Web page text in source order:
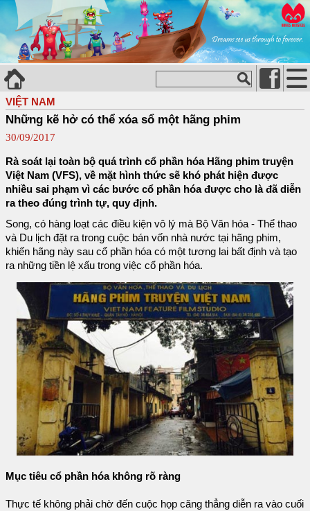
VIỆT NAM
Những kẽ hở có thể xóa sổ một hãng phim
30/09/2017
Rà soát lại toàn bộ quá trình cổ phần hóa Hãng phim truyện
Việt Nam (VFS), về mặt hình thức sẽ khó phát hiện được
nhiều sai phạm vì các bước cổ phần hóa được cho là đã diễn
ra theo đúng trình tự, quy định.
Song, có hàng loạt các điều kiện vô lý mà Bộ Văn hóa - Thể thao
và Du lịch đặt ra trong cuộc bán vốn nhà nước tại hãng phim,
khiến hãng này sau cổ phần hóa có một tương lai bất định và tạo
ra những tiền lệ xấu trong việc cổ phần hóa.
Mục tiêu cổ phần hóa không rõ ràng
Thực tế không phải chờ đến cuộc họp căng thẳng diễn ra vào cuối